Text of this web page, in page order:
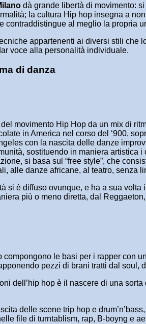
dà grande libertà di movimento:
la cultura Hip hop insegna a
contraddistingue al meglio la propria
appartenenti ai diversi stili
voce alla personalità individuale.
di danza
movimento Hip Hop da un mix di
in America nel corso del ‘900,
con la nascita delle danze
sostituendo in maniera artistica
si basa sul “free style”, che
alle danze africane, al teatro, senza
si è diffuso ovunque, e ha a sua
più o meno diretta, dal
compongono le basi per i rapper con
pezzi di brani tratti dal soul,
dell’hip hop è il nascere di una
delle scene trip hop e
file di turntablism, rap, B-boyng e